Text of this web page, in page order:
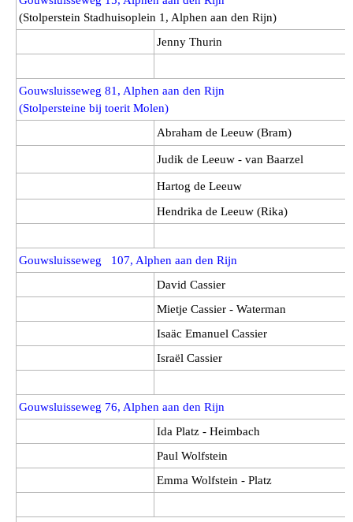
(Stolperstein Stadhuisoplein 1, Alphen aan den Rijn)
Jenny Thurin
Gouwsluisseweg 81, Alphen aan den Rijn
(Stolpersteine bij toerit Molen)
Abraham de Leeuw (Bram)
Judik de Leeuw - van Baarzel
Hartog de Leeuw
Hendrika de Leeuw (Rika)
Gouwsluisseweg 107, Alphen aan den Rijn
David Cassier
Mietje Cassier - Waterman
Isaäc Emanuel Cassier
Israël Cassier
Gouwsluisseweg 76, Alphen aan den Rijn
Ida Platz - Heimbach
Paul Wolfstein
Emma Wolfstein - Platz